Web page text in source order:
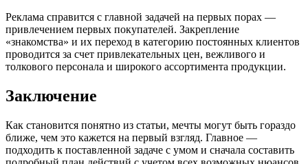
Реклама справится с главной задачей на первых порах —
привлечением первых покупателей. Закрепление
«знакомства» и их переход в категорию постоянных клиентов
проводится за счет привлекательных цен, вежливого и
толкового персонала и широкого ассортимента продукции.
Заключение
Как становится понятно из статьи, мечты могут быть гораздо
ближе, чем это кажется на первый взгляд. Главное —
подходить к поставленной задаче с умом и сначала составить